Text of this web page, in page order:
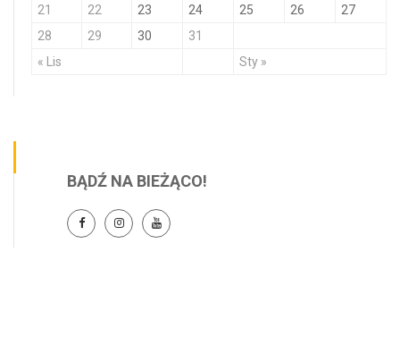
« Lis Sty »
21 22 23 24 25 26
27
28
29 30 31
BĄDŹ NA BIEŻĄCO!